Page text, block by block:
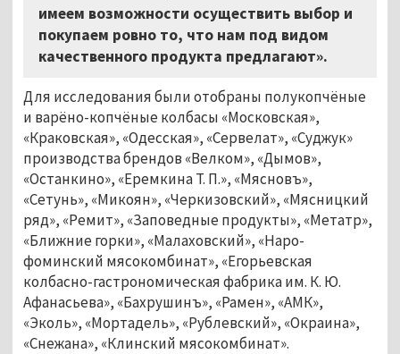
имеем возможности осуществить выбор и
покупаем ровно то, что нам под видом
качественного продукта предлагают».
Для исследования были отобраны полукопчёные
и варёно-копчёные колбасы «Московская»,
«Краковская», «Одесская», «Сервелат», «Суджук»
производства брендов «Велком», «Дымов»,
«Останкино», «Еремкина Т. П.», «Мясновъ»,
«Сетунь», «Микоян», «Черкизовский», «Мясницкий
ряд», «Ремит», «Заповедные продукты», «Метатр»,
«Ближние горки», «Малаховский», «Наро-
фоминский мясокомбинат», «Егорьевская
колбасно-гастрономическая фабрика им. К. Ю.
Афанасьева», «Бахрушинъ», «Рамен», «АМК»,
«Эколь», «Мортадель», «Рублевский», «Окраина»,
«Снежана», «Клинский мясокомбинат».